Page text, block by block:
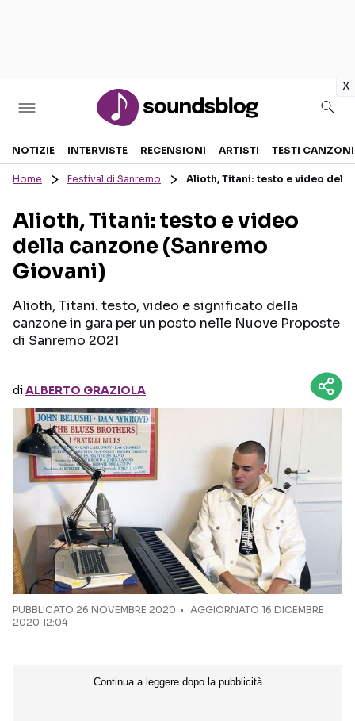
x
Sezioni
RECENSIONI MUSICALI
INTERVISTE
GOSSIP E CURIOSITÀ
TESTI CANZONI
TOUR ED EVENTI
Seguici sui social
NOTIZIE INTERVISTE RECENSIONI ARTISTI TESTI CANZONI
Home Festival di Sanremo Alioth, Titani: testo e video
Alioth, Titani: testo e video
della canzone (Sanremo
Giovani)
Alioth, Titani. testo, video e significato della
canzone in gara per un posto nelle Nuove Proposte
di Sanremo 2021
diALBERTO GRAZIOLA
PUBBLICATO 26 NOVEMBRE 2020
AGGIORNATO 16 DICEMBRE
2020 12:04